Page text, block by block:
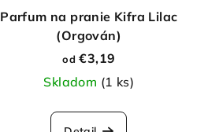
Parfum na pranie Kifra Lilac
(Orgován)
od €3,19
Skladom (1 ks)